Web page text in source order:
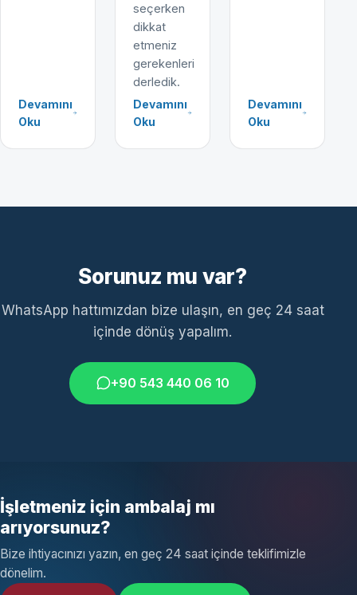
Devamını
Oku
seçerken
dikkat
etmeniz
gerekenleri
derledik.
Devamını
Oku
Devamını
Oku
Sorunuz mu var?
WhatsApp hattımızdan bize ulaşın, en geç 24 saat
içinde dönüş yapalım.
+90 543 440 06 10
İşletmeniz için ambalaj mı
arıyorsunuz?
Bize ihtiyacınızı yazın, en geç 24 saat içinde teklifimizle
dönelim.